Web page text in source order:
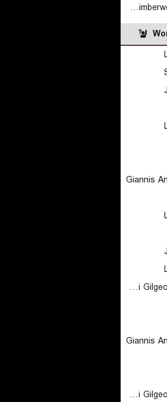
Minnesota Timberwolves (Cyber)
Giannis
Shai Gilgeous-Alexander
Giannis
Shai Gilgeous-Alexander